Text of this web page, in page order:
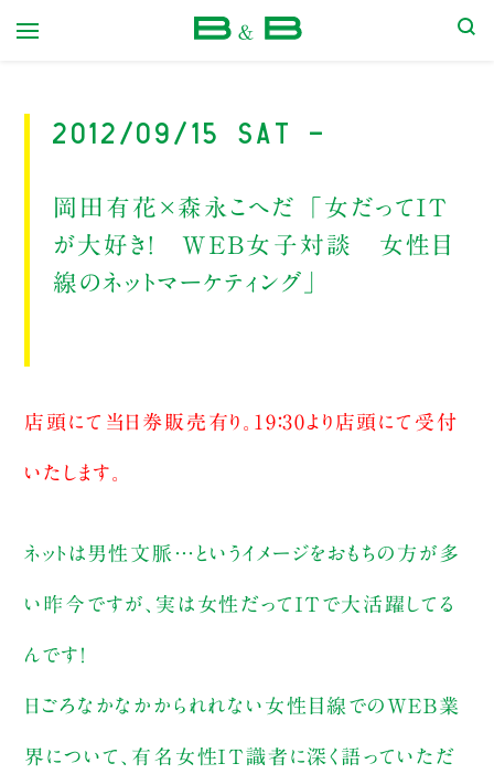
2012/09/15 Sat -
岡田有花×森永こへだ 「女だってＩＴ
が大好き！ ＷＥＢ女子対談 女性目
線のネットマーケティング」
店頭にて当日券販売有り。19：30より店頭にて受付
いたします。
ネットは男性文脈…というイメージをおもちの方が多
い昨今ですが、実は女性だってＩＴで大活躍してる
んです！
日ごろなかなかかられれない女性目線でのＷＥＢ業
界について、有名女性ＩＴ識者に深く語っていただ